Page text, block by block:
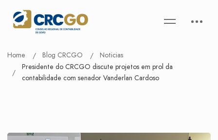
Home Blog CRCGO
Noticias
Presidente do CRCGO discute projetos em prol da
contabilidade com senador Vanderlan Cardoso